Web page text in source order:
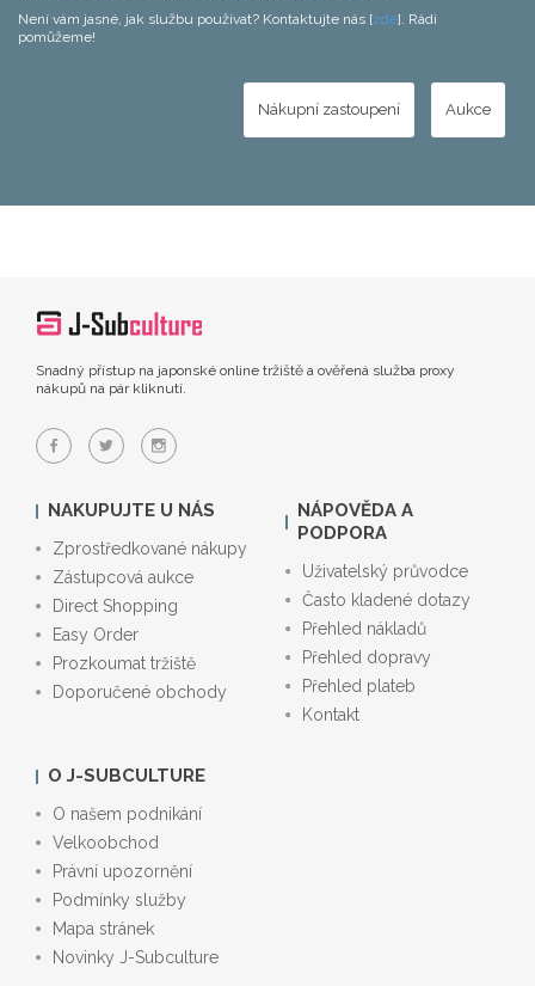
Není vám jasné, jak službu používat? Kontaktujte nás [zde]. Rádi
pomůžeme!
Nákupní zastoupení Aukce
Snadný přístup na japonské online tržiště a ověřená služba proxy
nákupů na pár kliknutí.
NAKUPUJTE U NÁS
Zprostředkované nákupy
Zástupcová aukce
Direct Shopping
Easy Order
Prozkoumat tržiště
Doporučené obchody
NÁPOVĚDA A
PODPORA
Uživatelský průvodce
Často kladené dotazy
Přehled nákladů
Přehled dopravy
Přehled plateb
Kontakt
O J-SUBCULTURE
O našem podnikání
Velkoobchod
Právní upozornění
Podmínky služby
Mapa stránek
Novinky J-Subculture